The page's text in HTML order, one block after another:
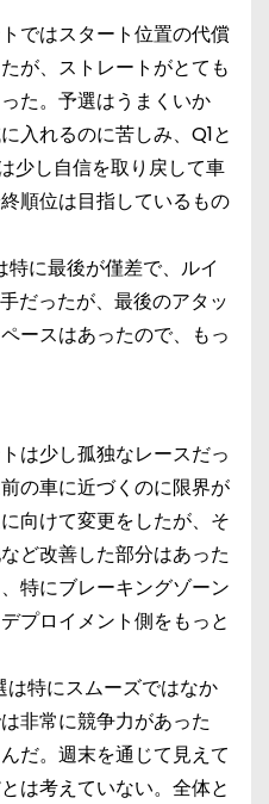
ではスタート位置の代償
が、ストレートがとても
た。予選はうまくいか
入れるのに苦しみ、Q1と
少し自信を取り戻して車
順位は目指しているもの
に最後が僅差で、ルイ
だったが、最後のアタッ
ースはあったので、もっ
は少し孤独なレースだっ
の車に近づくのに限界が
向けて変更をしたが、そ
ど改善した部分はあった
特にブレーキングゾーン
プロイメント側をもっと
特にスムーズではなか
非常に競争力があった
だ。週末を通じて見えて
は考えていない。全体と